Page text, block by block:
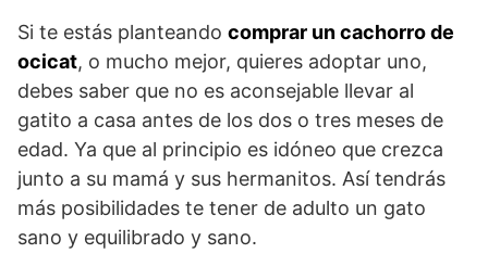
Si te estás planteando comprar un cachorro de
ocicat, o mucho mejor, quieres adoptar uno,
debes saber que no es aconsejable llevar al
gatito a casa antes de los dos o tres meses de
edad. Ya que al principio es idóneo que crezca
junto a su mamá y sus hermanitos. Así tendrás
más posibilidades te tener de adulto un gato
sano y equilibrado y sano.